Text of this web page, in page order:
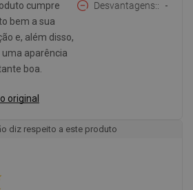
cumpre
bem a sua
e, além disso,
aparência
boa.
Desvantagens: -
original
diz respeito a este produto